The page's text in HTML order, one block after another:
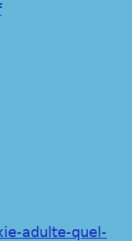
adulte-quel-